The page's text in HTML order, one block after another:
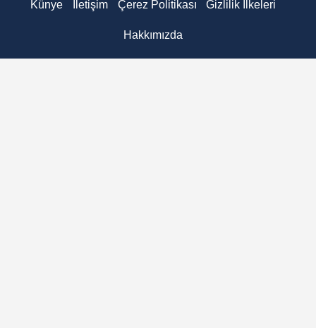
Künye İletişim Çerez Politikası Gizlilik İlkeleri
Hakkımızda